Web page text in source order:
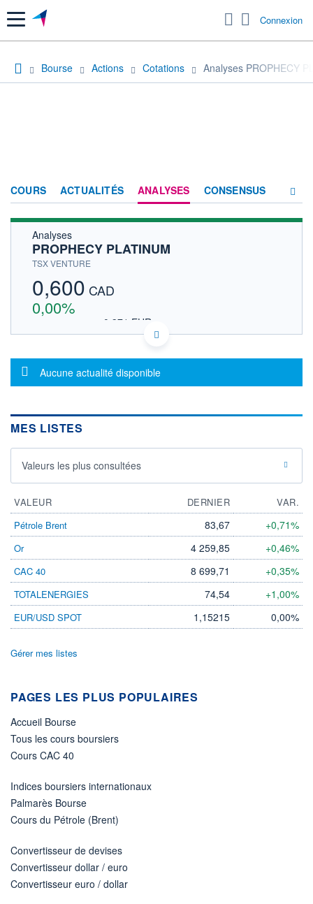
Menu Connexion
Bourse Actions Cotations Analyses PROPHECY
COURS ACTUALITÉS ANALYSES CONSENSUS
Analyses
PROPHECY PLATINUM
TSX VENTURE
0,600 CAD
0,00%
0,371 EUR
DONNÉES TEMPS DIFFÉRÉ
Politique d'exécution
Cotation sur les autres places
0,000
0,000 0,000
VOLUME
0 0,00%
VALORISATION DERNIER ÉCHANGE
18.12.13 / 21:46:00
LIMITE À LA LIMITE À LA
RENDEMENT
ESTIMÉ 2026
-
PER ESTIMÉ
2026
DERNIER
DIVIDENDE DERNIER
Non éligible
Boursobank
Message d'information
Aucune actualité disponible
MES LISTES
Valeurs les plus consultées
VALEUR DERNIER
VAR.
Pétrole Brent
83,67 +0,71%
Or 4 259,85 +0,46%
CAC 40 8 699,71 +0,35%
TOTALENERGIES 74,54 +1,00%
EUR/USD SPOT 1,15215 0,00%
Gérer mes listes
PAGES LES PLUS POPULAIRES
Accueil Bourse
Tous les cours boursiers
Cours CAC 40
Indices boursiers internationaux
Palmarès Bourse
Cours du Pétrole (Brent)
Convertisseur de devises
Convertisseur dollar / euro
Convertisseur euro / dollar